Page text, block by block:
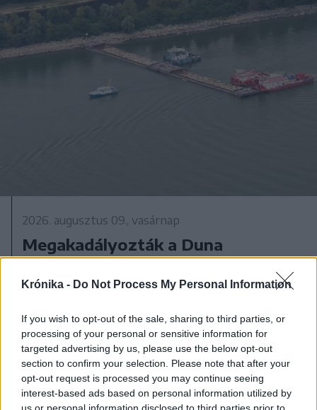
Krónika - Do Not Process My Personal Information
If you wish to opt-out of the sale, sharing to third parties, or
processing of your personal or sensitive information for
targeted advertising by us, please use the below opt-out
section to confirm your selection. Please note that after your
opt-out request is processed you may continue seeing
interest-based ads based on personal information utilized by
us or personal information disclosed to third parties prior to
2026. augusztus 09., vasárnap
Megakadályozták a Duna
csökkenését, legalább kilenc napig
biztosított az atomerőmű